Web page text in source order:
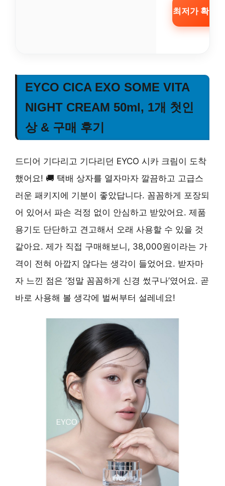
최저가 확인
EYCO CICA EXO SOME VITA
NIGHT CREAM 50ml, 1개 첫인
상 & 구매 후기
드디어 기다리고 기다리던 EYCO 시카 크림이 도착
했어요! 🚚 택배 상자를 열자마자 깔끔하고 고급스
러운 패키지에 기분이 좋았답니다. 꼼꼼하게 포장되
어 있어서 파손 걱정 없이 안심하고 받았어요. 제품
용기도 단단하고 견고해서 오래 사용할 수 있을 것
같아요. 제가 직접 구매해보니, 38,000원이라는 가
격이 전혀 아깝지 않다는 생각이 들었어요. 받자마
자 느낀 점은 ‘정말 꼼꼼하게 신경 썼구나’였어요. 곧
바로 사용해 볼 생각에 벌써부터 설레네요!